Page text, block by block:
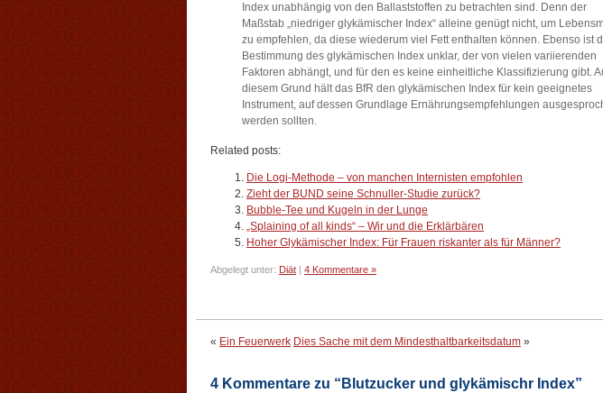
Index unabhängig von den Ballaststoffen zu betrachten sind. Denn der
Maßstab „niedriger glykämischer Index“ alleine genügt nicht, um
zu empfehlen, da diese wiederum viel Fett enthalten können. Ebenso ist
Bestimmung des glykämischen Index unklar, der von vielen variierenden
Faktoren abhängt, und für den es keine einheitliche Klassifizierung gibt.
diesem Grund hält das BfR den glykämischen Index für kein geeignetes
Instrument, auf dessen Grundlage Ernährungsempfehlungen
werden sollten.
Related posts:
Die Logi-Methode – von manchen Internisten empfohlen
Zieht der BUND seine Schnuller-Studie zurück?
Bubble-Tee und Kugeln in der Lunge
„Splaining of all kinds“ – Wir und die Erklärbären
Hoher Glykämischer Index: Für Frauen riskanter als für Männer?
Abgelegt unter: Diät | 4 Kommentare »
« Ein Feuerwerk Dies Sache mit dem Mindesthaltbarkeitsdatum »
4 Kommentare zu “Blutzucker und glykämischr Index”